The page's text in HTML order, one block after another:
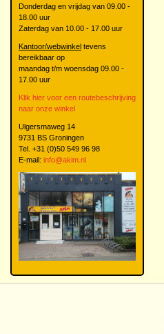
Donderdag en vrijdag van 09.00 -
18.00 uur
Zaterdag van 10.00 - 17.00 uur
Kantoor/webwinkel tevens
bereikbaar op
maandag t/m woensdag 09.00 -
17.00 uur
Klik hier voor een routebeschrijving
naar onze winkel
Ulgersmaweg 14
9731 BS Groningen
Tel. +31 (0)50 549 96 98
E-mail: info@akim.nl